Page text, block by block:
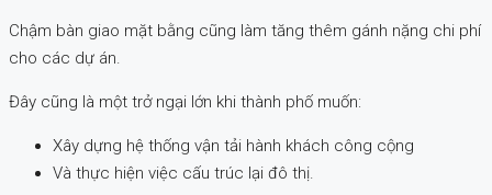
Chậm bàn giao mặt bằng cũng làm tăng thêm gánh nặng chi phí
cho các dự án.
Đây cũng là một trở ngại lớn khi thành phố muốn:
Xây dựng hệ thống vận tải hành khách công cộng
Và thực hiện việc cấu trúc lại đô thị.